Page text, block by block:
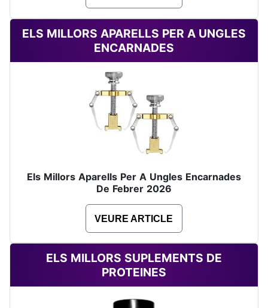
ELS MILLORS APARELLS PER A UNGLES
ENCARNADES
Els Millors Aparells Per A Ungles Encarnades
De Febrer 2026
VEURE ARTICLE
ELS MILLORS SUPLEMENTS DE
PROTEINES